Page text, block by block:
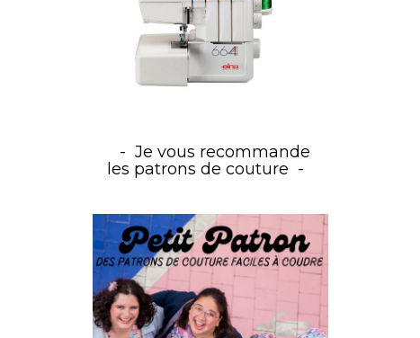
Je vous recommande
les patrons de couture